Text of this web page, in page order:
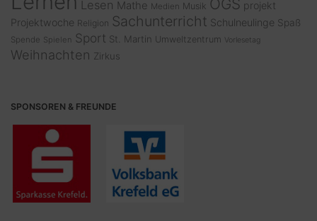
Lesen Mathe Medien Musik OGS projekt
Projektwoche Religion Sachunterricht Schulneulinge Spaß
Spende Spielen Sport St. Martin Umweltzentrum Vorlesetag
Weihnachten Zirkus
SPONSOREN & FREUNDE